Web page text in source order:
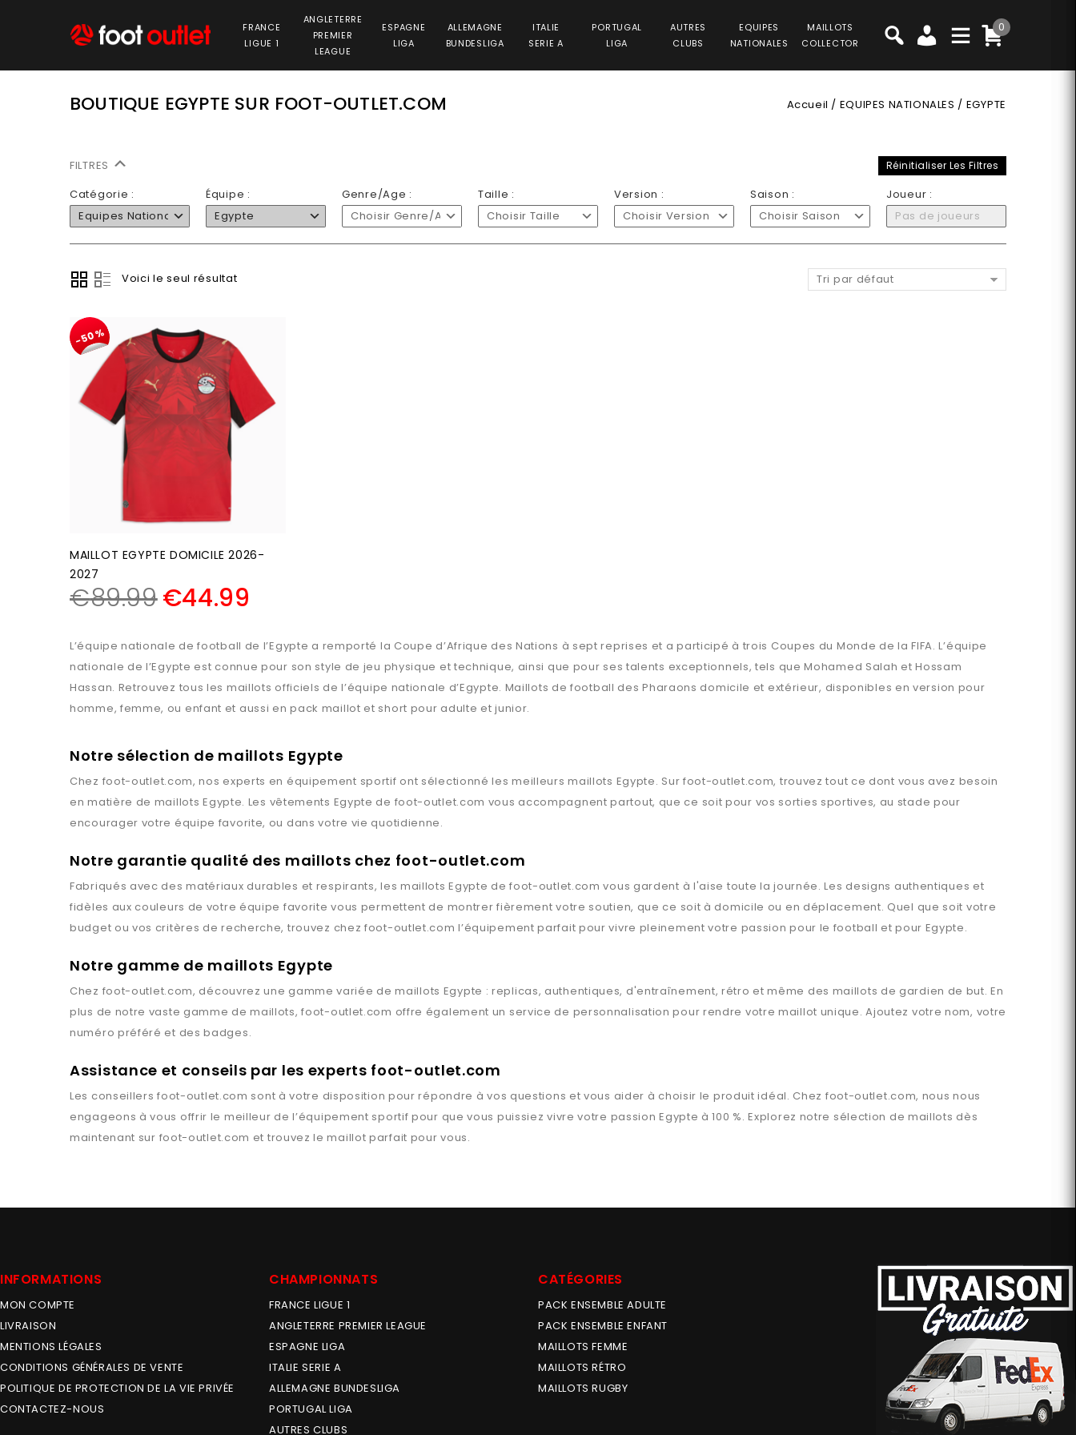
FRANCE
LIGUE 1
ANGLETERRE
PREMIER
LEAGUE
ESPAGNE
LIGA
ALLEMAGNE
BUNDESLIGA
ITALIE
SERIE A
PORTUGAL
LIGA
AUTRES
CLUBS
EQUIPES
NATIONALES
MAILLOTS
COLLECTOR
0
BOUTIQUE EGYPTE SUR FOOT-OUTLET.COM Accueil / EQUIPES NATIONALES / EGYPTE
FILTRES Réinitialiser Les Filtres
Catégorie :
Equipes Nationales
Équipe :
Egypte
Genre/Age :
Choisir Genre/Age
Taille :
Choisir Taille
Version :
Choisir Version
Saison :
Choisir Saison
Joueur :
Pas de joueurs
Voici le seul résultat Tri par défaut
-50%
MAILLOT EGYPTE DOMICILE 2026-
2027
€89.99€44.99
L’équipe nationale de football de l’Egypte a remporté la Coupe d’Afrique des Nations à sept reprises et a participé à trois Coupes du Monde de la FIFA. L’équipe
nationale de l’Egypte est connue pour son style de jeu physique et technique, ainsi que pour ses talents exceptionnels, tels que Mohamed Salah et Hossam
Hassan. Retrouvez tous les maillots officiels de l’équipe nationale d’Egypte. Maillots de football des Pharaons domicile et extérieur, disponibles en version pour
homme, femme, ou enfant et aussi en pack maillot et short pour adulte et junior.
Notre sélection de maillots Egypte
Chez foot-outlet.com, nos experts en équipement sportif ont sélectionné les meilleurs maillots Egypte. Sur foot-outlet.com, trouvez tout ce dont vous avez besoin
en matière de maillotsEgypte. Les vêtements Egypte de foot-outlet.com vous accompagnent partout, que ce soit pour vos sorties sportives, au stade pour
encourager votre équipe favorite, ou dans votre vie quotidienne.
Notre garantie qualité des maillots chez foot-outlet.com
Fabriqués avec des matériaux durables et respirants, les maillotsEgypte defoot-outlet.com vous gardent à l'aise toute la journée. Les designs authentiques et
fidèles aux couleurs de votre équipe favorite vous permettent de montrer fièrement votre soutien, que ce soit à domicile ou en déplacement. Quel que soit votre
budget ou vos critères de recherche, trouvez chezfoot-outlet.com l’équipement parfait pour vivre pleinement votre passion pour le football et pour Egypte.
Notre gamme de maillots Egypte
Chez foot-outlet.com, découvrez une gamme variée de maillots Egypte : replicas, authentiques, d'entraînement, rétro et même des maillots de gardien de but. En
plus de notre vaste gamme de maillots,foot-outlet.com offre également un service de personnalisation pour rendre votre maillot unique. Ajoutez votre nom, votre
numéro préféré et des badges.
Assistance et conseils par les experts foot-outlet.com
Les conseillersfoot-outlet.com sont à votre disposition pour répondre à vos questions et vous aider à choisir le produit idéal. Chez foot-outlet.com, nous nous
engageons à vous offrir le meilleur de l’équipement sportif pour que vous puissiez vivre votre passionEgypte à 100 %. Explorez notre sélection de maillots dès
maintenant sur foot-outlet.com et trouvez le maillot parfait pour vous.
INFORMATIONS
MON COMPTE
LIVRAISON
MENTIONS LÉGALES
CONDITIONS GÉNÉRALES DE VENTE
POLITIQUE DE PROTECTION DE LA VIE PRIVÉE
CONTACTEZ-NOUS
CHAMPIONNATS
FRANCE LIGUE 1
ANGLETERRE PREMIER LEAGUE
ESPAGNE LIGA
ITALIE SERIE A
ALLEMAGNE BUNDESLIGA
PORTUGAL LIGA
AUTRES CLUBS
CATÉGORIES
PACK ENSEMBLE ADULTE
PACK ENSEMBLE ENFANT
MAILLOTS FEMME
MAILLOTS RÉTRO
MAILLOTS RUGBY